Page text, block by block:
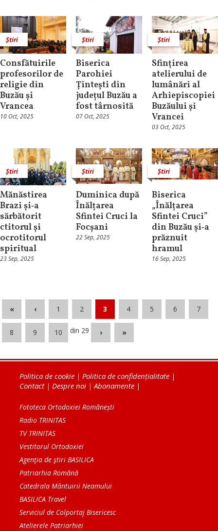
Știri
Consfătuirile
profesorilor de
religie din
Buzău și
Vrancea
10 Oct, 2025
Știri
Biserica
Parohiei
Țintești din
județul Buzău a
fost târnosită
07 Oct, 2025
Știri
Sfințirea
atelierului de
lumânări al
Arhiepiscopiei
Buzăului și
Vrancei
03 Oct, 2025
Știri
Mănăstirea
Brazi și‑a
sărbătorit
ctitorul și
ocrotitorul
spiritual
23 Sep, 2025
Știri
Duminica după
Înălțarea
Sfintei Cruci la
Focșani
22 Sep, 2025
Știri
Biserica
„Înălțarea
Sfintei Cruci”
din Buzău și‑a
prăznuit
hramul
16 Sep, 2025
« ‹ 1 2 3 4 5 6 7
8 9 10 din 29 › »
Politica de cookie | Politica de confidențialitate |
Contact| Despre noi |Abonamente |
Fototeca Ortodoxiei Românești
Radio TRINITAS
TV TRINITAS
Vestitorul Ortodoxiei
Agenţia de ştiri BASILICA
Patriarhia Română
Catedrala Mântuirii Neamului
BASILICA Travel
Serviciul de Colportaj Bisericesc
Atelierele Patriarhiei